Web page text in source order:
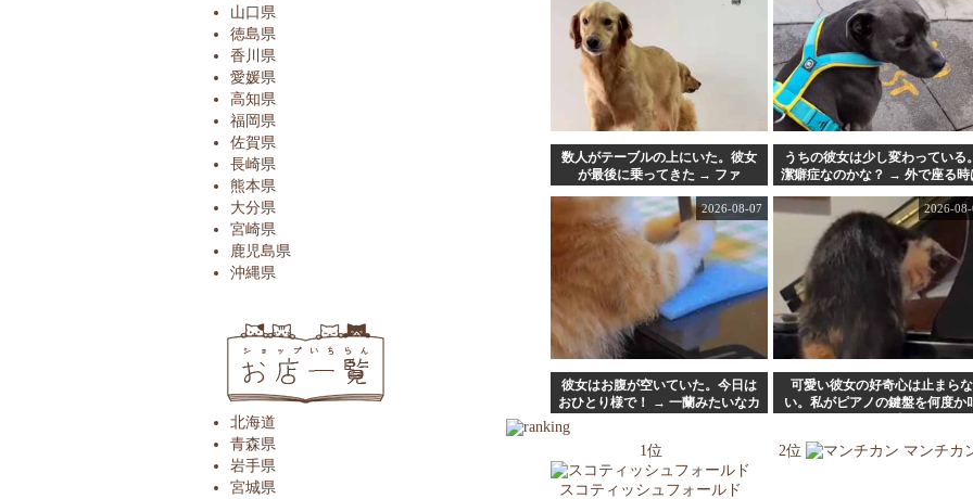
山口県
徳島県
香川県
愛媛県
高知県
福岡県
佐賀県
長崎県
熊本県
大分県
宮崎県
鹿児島県
沖縄県
北海道
青森県
岩手県
宮城県
数人がテーブルの上にいた。彼女
が最後に乗ってきた → ファ
うちの彼女は少し変わっている
潔癖症なのかな？ → 外で座る時
彼女はお腹が空いていた。今日は
おひとり様で！ → 一蘭みたいなカ
2026-08-07
可愛い彼女の好奇心は止まらな
い。私がピアノの鍵盤を何度か
2026-
1位
スコティッシュフォールド
2位 マンチカ